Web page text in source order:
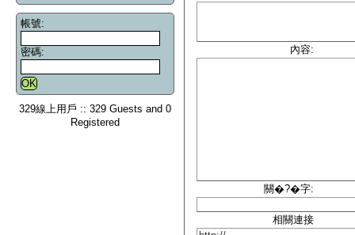
帳號:
密碼:
329線上用戶 :: 329 Guests and 0
Registered
內容:
關�?�字:
相關連接